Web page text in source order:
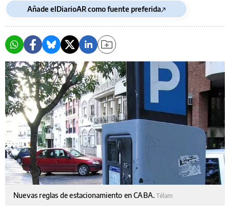
Añade elDiarioAR como fuente preferida
Nuevas reglas de estacionamiento en CABA.Télam